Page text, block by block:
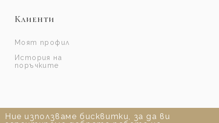
Ние използваме бисквитки, за да ви
Клиенти
Моят профил
История на
поръчките